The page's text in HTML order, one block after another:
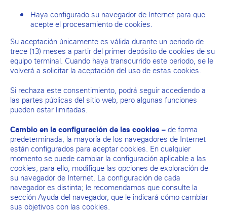
Haya configurado su navegador de Internet para que
acepte el procesamiento de cookies.
Su aceptación únicamente es válida durante un periodo de
trece (13) meses a partir del primer depósito de cookies de su
equipo terminal. Cuando haya transcurrido este periodo, se le
volverá a solicitar la aceptación del uso de estas cookies.
Si rechaza este consentimiento, podrá seguir accediendo a
las partes públicas del sitio web, pero algunas funciones
pueden estar limitadas.
Cambio en la configuración de las cookies – de forma
predeterminada, la mayoría de los navegadores de Internet
están configurados para aceptar cookies. En cualquier
momento se puede cambiar la configuración aplicable a las
cookies; para ello, modifique las opciones de exploración de
su navegador de Internet. La configuración de cada
navegador es distinta; le recomendamos que consulte la
sección Ayuda del navegador, que le indicará cómo cambiar
sus objetivos con las cookies.